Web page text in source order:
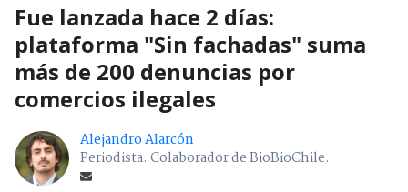
Fue lanzada hace 2 días:
plataforma "Sin fachadas" suma
más de 200 denuncias por
comercios ilegales
Alejandro Alarcón
Periodista. Colaborador de BioBioChile.